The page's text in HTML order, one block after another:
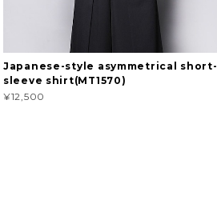
Japanese-style asymmetrical short-
sleeve shirt(MT1570)
¥12,500